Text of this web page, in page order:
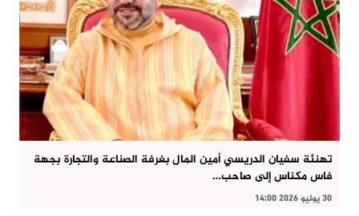
تهنئة سفيان الدريسي أمين المال بغرفة الصناعة والتجارة بجهة
فاس مكناس إلى صاحب…
30 يوليو 2026 14:00